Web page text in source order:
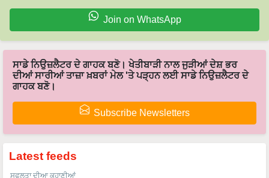
ਦੀਆਂ ਸਾਰੀਆਂ ਤਾਜ਼ਾ ਖ਼ਬਰਾਂ ਮੇਲ 'ਤੇ ਪੜ੍ਹਨ ਲਈ ਸਾਡੇ ਨਿਉਜ਼ਲੈਟਰ ਦੇ
ਗਾਹਕ ਬਣੋ।
Latest feeds
ਸਫਲਤਾ ਦੀਆ ਕਹਾਣੀਆਂ
50 ਏਕੜ ਵਿੱਚ ਅੰਤਰ-ਫ਼ਸਲੀ ਮਾਡਲ, ਟਰਨਓਵਰ 1 ਕਰੋੜ, ਇਸ ਕਿਸਾਨ